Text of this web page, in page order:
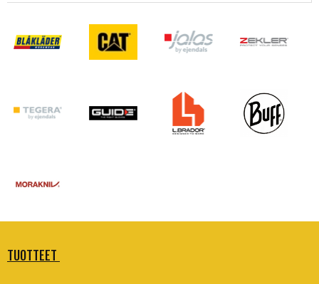
TUOTTEET